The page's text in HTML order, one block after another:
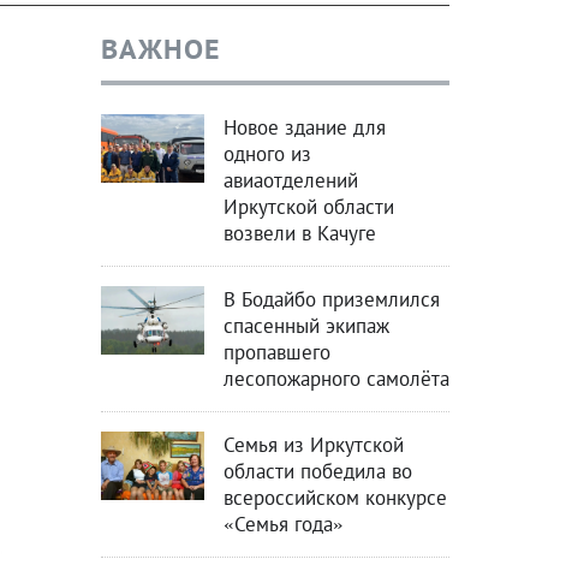
ВАЖНОЕ
Новое здание для
одного из
авиаотделений
Иркутской области
возвели в Качуге
В Бодайбо приземлился
спасенный экипаж
пропавшего
лесопожарного самолёта
Семья из Иркутской
области победила во
всероссийском конкурсе
«Семья года»